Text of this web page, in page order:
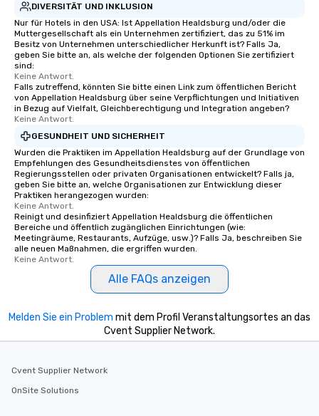
DIVERSITÄT UND INKLUSION
Nur für Hotels in den USA: Ist Appellation Healdsburg und/oder die
Muttergesellschaft als ein Unternehmen zertifiziert, das zu 51% im
Besitz von Unternehmen unterschiedlicher Herkunft ist? Falls Ja,
geben Sie bitte an, als welche der folgenden Optionen Sie zertifiziert
sind:
Keine Antwort.
Falls zutreffend, könnten Sie bitte einen Link zum öffentlichen Bericht
von Appellation Healdsburg über seine Verpflichtungen und Initiativen
in Bezug auf Vielfalt, Gleichberechtigung und Integration angeben?
Keine Antwort.
GESUNDHEIT UND SICHERHEIT
Wurden die Praktiken im Appellation Healdsburg auf der Grundlage von
Empfehlungen des Gesundheitsdienstes von öffentlichen
Regierungsstellen oder privaten Organisationen entwickelt? Falls ja,
geben Sie bitte an, welche Organisationen zur Entwicklung dieser
Praktiken herangezogen wurden:
Keine Antwort.
Reinigt und desinfiziert Appellation Healdsburg die öffentlichen
Bereiche und öffentlich zugänglichen Einrichtungen (wie:
Meetingräume, Restaurants, Aufzüge, usw.)? Falls Ja, beschreiben Sie
alle neuen Maßnahmen, die ergriffen wurden.
Keine Antwort.
Alle FAQs anzeigen
Melden Sie ein Problem mit dem Profil Veranstaltungsortes an das
Cvent Supplier Network.
Cvent Supplier Network
OnSite Solutions